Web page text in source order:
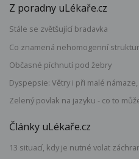
Z poradny uLékaře.cz
Stále se zvětšující bradavka
Co znamená nehomogenní
Občasné píchnutí pod žebry
Dyspepsie: Větry i při malé
Zelený povlak na jazyku - co to
Články uLékaře.cz
13 situací, kdy je nutné volat